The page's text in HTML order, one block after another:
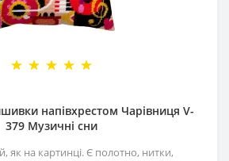
напівхрестом Чарівниця V-
379 Музичні сни
як на картинці. Є полотно, нитки,